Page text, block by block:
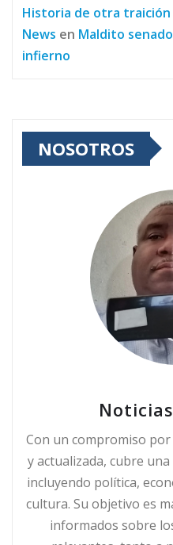
Historia de otra traición
News en Maldito
infierno
NOSOTROS
Con un compromiso
y actualizada, cubre
incluyendo política,
cultura. Su objetivo es
informados sobre